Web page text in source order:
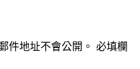
件地址不會公開。 必填欄